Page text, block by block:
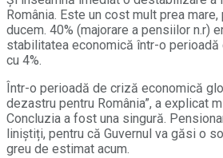
România. Este un cost mult prea
ducem. 40% (majorare a pensiilor n.r)
stabilitatea economică într-o
cu 4%.
Într-o perioadă de criză economică
dezastru pentru România”, a explicat
Concluzia a fost una singură.
liniștiți, pentru că Guvernul va găsi o
greu de estimat acum.